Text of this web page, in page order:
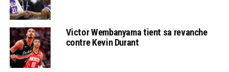
Victor Wembanyama tient sa revanche
contre Kevin Durant